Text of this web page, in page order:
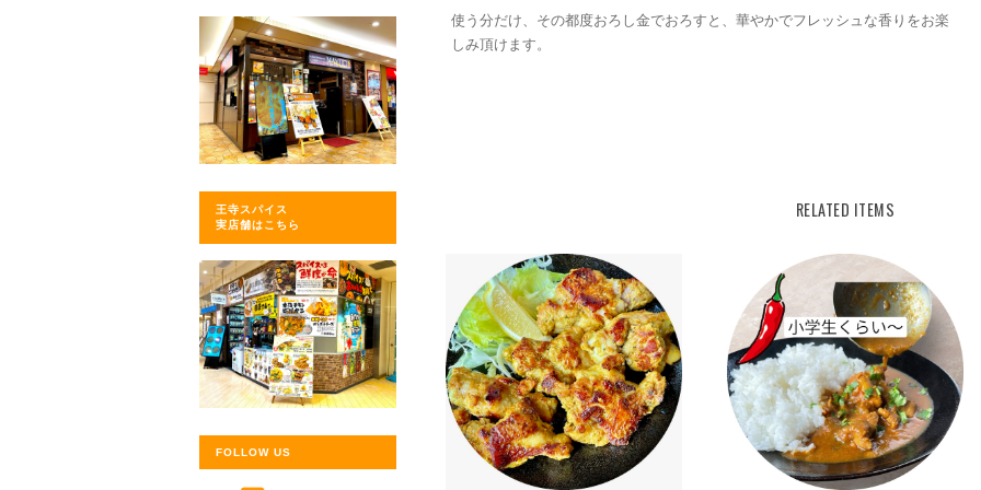
使う分だけ、その都度おろし金でおろすと、華やかでフレッシュな香りをお楽
しみ頂けます。
RELATED ITEMS
王寺スパイス
実店舗はこちら
FOLLOW US